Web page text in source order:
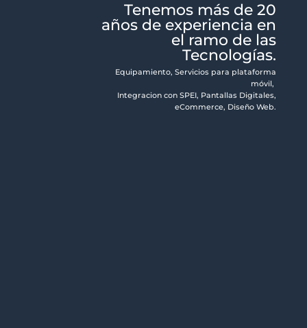
Tenemos más de 20
años de experiencia en
el ramo de las
Tecnologías.
Equipamiento, Servicios para plataforma
móvil,
Integracion con SPEI, Pantallas Digitales,
eCommerce, Diseño Web.